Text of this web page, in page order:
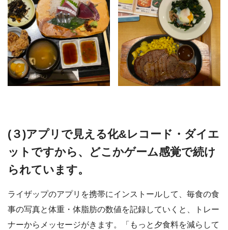
(３)アプリで見える化&レコード・ダイエ
ットですから、どこかゲーム感覚で続け
られています。
ライザップのアプリを携帯にインストールして、毎食の食
事の写真と体重・体脂肪の数値を記録していくと、トレー
ナーからメッセージがきます。「もっと夕食料を減らして